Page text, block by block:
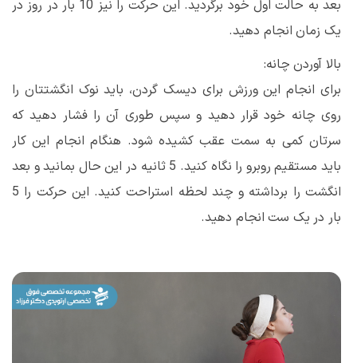
بعد به حالت اول خود برگردید. این حرکت را نیز 10 بار در روز در
یک زمان انجام دهید.
بالا آوردن چانه:
برای انجام این ورزش برای دیسک گردن، باید نوک انگشتتان را
روی چانه خود قرار دهید و سپس طوری آن را فشار دهید که
سرتان کمی به سمت عقب کشیده شود. هنگام انجام این کار
باید مستقیم روبرو را نگاه کنید. 5 ثانیه در این حال بمانید و بعد
انگشت را برداشته و چند لحظه استراحت کنید. این حرکت را 5
بار در یک ست انجام دهید.